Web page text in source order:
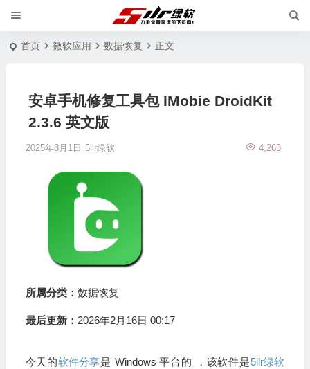
首页 微软应用 数据恢复 正文
安卓手机修复工具包 IMobie DroidKit
2.3.6 英文版
2025年8月1日 5ilr绿软 4,263
所属分类： 数据恢复
最后更新： 2026年2月16日 00:17
今天的软件分享是 Windows 平台的 ，该软件是5ilr绿软